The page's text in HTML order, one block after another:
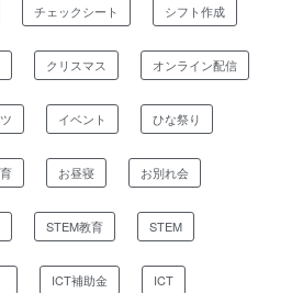
チェックシート シフト作成
クリスマス オンライン配信
イベント ひな祭り
お昼寝 お別れ会
STEM教育 STEM
ICT補助金 ICT